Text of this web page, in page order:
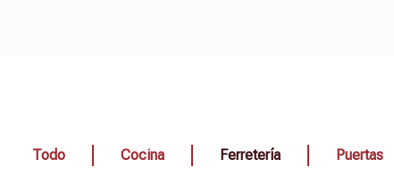
Todo Cocina Ferretería Puertas